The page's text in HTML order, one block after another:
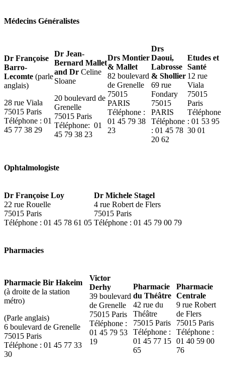
Médecins Généralistes
Dr Françoise
Barro-
Lecomte (parle
anglais)
28 rue Viala
75015 Paris
Téléphone : 01
45 77 38 29
Dr Jean-
Bernard Mallet
and DrCeline
Sloane
20 boulevard de
Grenelle
75015 Paris
Téléphone: 01
45 79 38 23
Drs Montier
& Mallet
82 boulevard
de Grenelle
75015
PARIS
Téléphone :
01 45 79 38
23
Drs
Daoui,
Labrosse
& Shollier
69 rue
Fondary
75015
PARIS
Téléphone
: 01 45 78
20 62
Etudes et
Santé
12 rue
Viala
75015
Paris
Téléphone
: 01 53 95
30 01
Ophtalmologiste
Dr Françoise Loy
22 rue Rouelle
75015 Paris
Téléphone : 01 45 78 61 05
Dr Michele Stagel
4 rue Robert de Flers
75015 Paris
Téléphone : 01 45 79 00 79
Pharmacies
Pharmacie Bir Hakeim
(à droite de la station
métro)
(Parle anglais)
6 boulevard de Grenelle
75015 Paris
Téléphone : 01 45 77 33
30
Victor
Derhy
39 boulevard
de Grenelle
75015 Paris
Téléphone :
01 45 79 53
19
Pharmacie
du Théâtre
42 rue du
Théâtre
75015 Paris
Téléphone :
01 45 77 15
65
Pharmacie
Centrale
9 rue Robert
de Flers
75015 Paris
Téléphone :
01 40 59 00
76